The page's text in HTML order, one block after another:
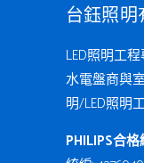
台鈺照
LED照明工
水電盤商與
明/LED照明
PHILIPS合